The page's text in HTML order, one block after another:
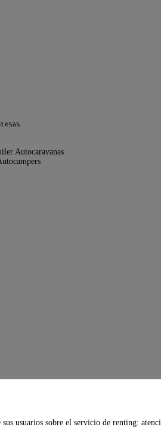
Autocaravanas
usuarios sobre el servicio de renting: